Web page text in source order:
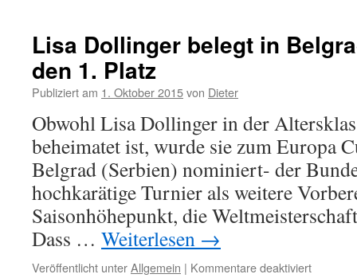
der
Lisa Dollinger belegt in
den 1. Platz
Publiziert am 1. Oktober 2015von Dieter
Obwohl Lisa Dollinger in der
beheimatet ist, wurde sie zum Europa
Belgrad (Serbien) nominiert- der
hochkarätige Turnier als weitere
Saisonhöhepunkt, die
Dass … Weiterlesen →
Veröffentlicht unterAllgemein | Kommentare deaktiviertfür